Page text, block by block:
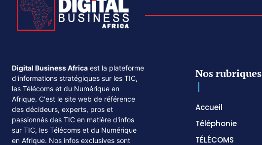
Digital Business Africa est la plateforme
d'informations stratégiques sur les TIC,
les Télécoms et du Numérique en
Afrique. C'est le site web de référence
des décideurs, experts, pros et
passionnés des TIC en matière d'infos
sur TIC, les Télécoms et du Numérique
en Afrique. Nos infos exclusives sont
Nos rubriques
Accueil
Téléphonie
TÉLÉCOMS